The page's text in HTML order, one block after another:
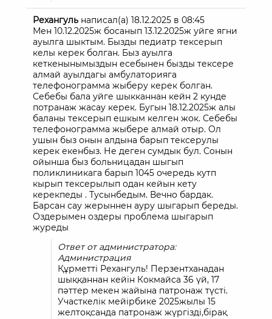
Рехангуль написал(а) 18.12.2025 в 08:45
Мен 10.12.2025ж босанып 13.12.2025ж уйге ягни
ауылга шыктым. Бызды педиатр тексерып
келы керек болган. Быз ауылга
кеткенынымыздын есебынен бызды тексере
алмай ауылдагы амбулаторияга
телефонограмма жыберу керек болган.
Себебы бала уйге шыкканнан кейн 2 кунде
потранаж жасау керек. Бугын 18.12.2025ж алы
баланы тексерып ешкым келген жок. Себебы
телефонограмма жыбере алмай отыр. Ол
ушын быз онын алдына барып тексерулы
керек екенбыз. Не деген сумдык бул. Сонын
ойынша быз больницадан шыгып
поликлиникага барып 1045 очередь кутп
кырып тексерылып одан кейын кету
керекпеды . Тусынбедым. Вечно бардак.
Барсан сау жерыннен ауру шыгарып береды.
Оздерымен оздеры проблема шыгарып
журеды
Ответ от администратора:
Администрация
Құрметті Рехангуль! Перзентханадан
шыққаннан кейін Кокмайса 36 үй, 17
пәттер мекен жайына патронаж түсті.
Участкелік мейірбике 2025жылы 15
желтоқсанда патронаж жүргізді,бірақ